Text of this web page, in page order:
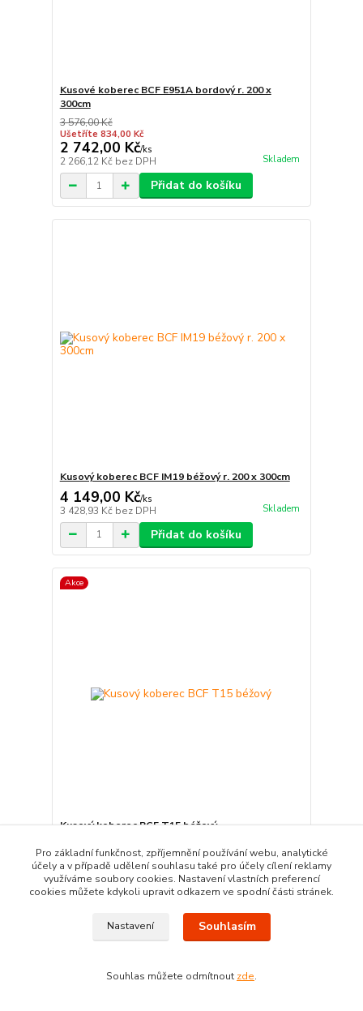
Kusové koberec BCF E951A bordový r. 200 x
300cm
3 576,00 Kč
Ušetříte 834,00 Kč
2 742,00 Kč/ks
2 266,12 Kč bez DPH Skladem
Přidat do košíku
Kusový koberec BCF IM19 béžový r. 200 x 300cm
4 149,00 Kč/ks
3 428,93 Kč bez DPH Skladem
Přidat do košíku
Akce
Kusový koberec BCF T15 béžový
Ušetříte 404,00 Kč
3 643,00 Kč/ks
3 010,74 Kčbez DPH dodání do 7 - 14 dnů
Pro základní funkčnost, zpříjemnění používání webu, analytické
účely a v případě udělení souhlasu také pro účely cílení reklamy
využíváme soubory cookies. Nastavení vlastních preferencí
cookies můžete kdykoli upravit odkazem ve spodní části stránek.
Nastavení Souhlasím
Souhlas můžete odmítnout zde.